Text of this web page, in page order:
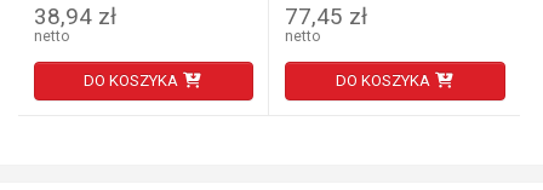
38,94 zł
netto
DO KOSZYKA
77,45 zł
netto
DO KOSZYKA